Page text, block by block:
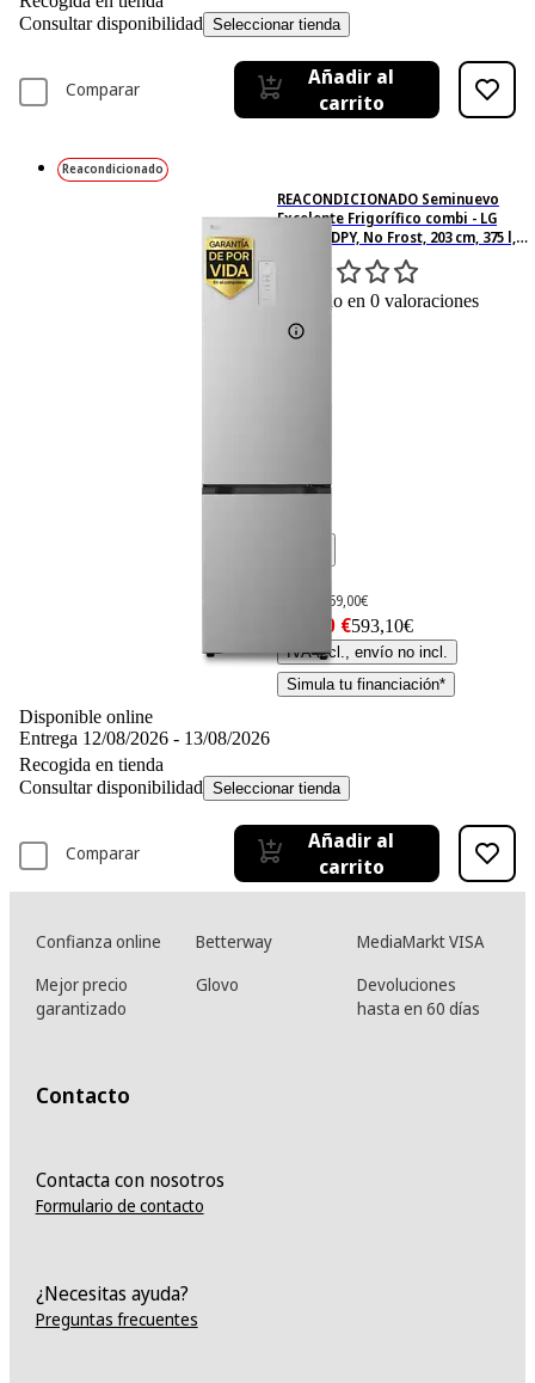
Consultar disponibilidad Seleccionar tienda
Comparar
Añadir al
carrito
Reacondicionado
REACONDICIONADO Seminuevo
Excelente Frigorífico combi - LG
GBBSJ21DPY, No Frost, 203 cm, 375 l,
DoorCooling+™, Multi Air Flow,
Basado en 0 valoraciones
659,00€
593,10 €593,10€
IVA incl., envío no incl.
Simula tu financiación*
Disponible online
Entrega 12/08/2026 - 13/08/2026
Recogida en tienda
Consultar disponibilidad Seleccionar tienda
Comparar
Añadir al
carrito
Confianza online Betterway
MediaMarkt VISA
Mejor precio
garantizado
Glovo
Devoluciones
hasta en 60 días
Contacto
Contacta con nosotros
Formulario de contacto
¿Necesitas ayuda?
Preguntas frecuentes